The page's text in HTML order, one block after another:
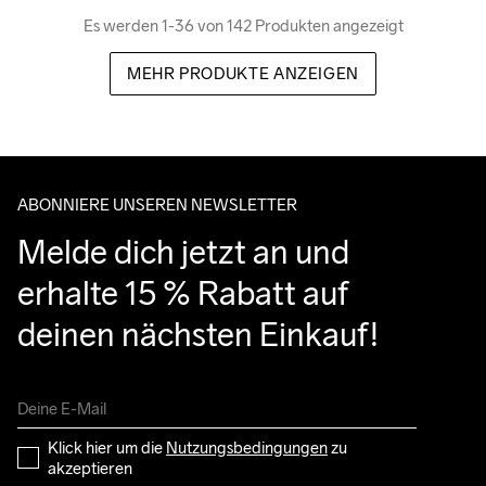
Es werden 1-36 von 142 Produkten angezeigt
MEHR PRODUKTE ANZEIGEN
ABONNIERE UNSEREN NEWSLETTER
Melde dich jetzt an und
erhalte 15 % Rabatt auf
deinen nächsten Einkauf!
Klick hier um die Nutzungsbedingungen zu
akzeptieren